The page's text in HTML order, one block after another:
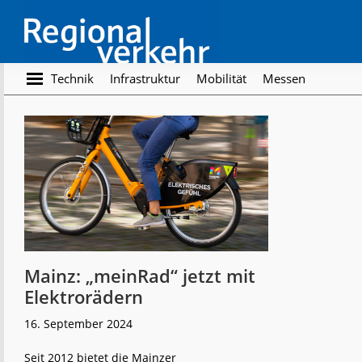
main
content
footer
Regionalverkehr
Die
Fachzeitschrift
den
Öffentlichen
Personennahverkehr
Technik Infrastruktur Mobilität Messen
Mainz: „meinRad“ jetzt mit
Elektrorädern
16. September 2024
Seit 2012 bietet die Mainzer